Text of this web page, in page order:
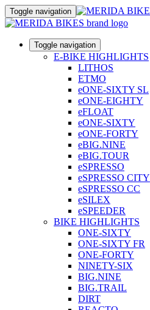
Toggle navigation
Toggle navigation
E-BIKE HIGHLIGHTS
LITHOS
ETMO
eONE-SIXTY SL
eONE-EIGHTY
eFLOAT
eONE-SIXTY
eONE-FORTY
eBIG.NINE
eBIG.TOUR
eSPRESSO
eSPRESSO CITY
eSPRESSO CC
eSILEX
eSPEEDER
BIKE HIGHLIGHTS
ONE-SIXTY
ONE-SIXTY FR
ONE-FORTY
NINETY-SIX
BIG.NINE
BIG.TRAIL
DIRT